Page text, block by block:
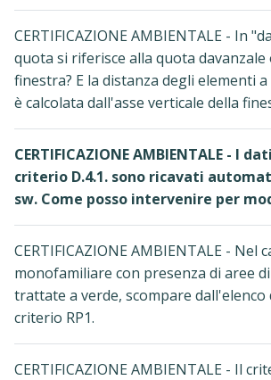
CERTIFICAZIONE AMBIENTALE - In
quota si riferisce alla quota davanzale
finestra? E la distanza degli elementi
è calcolata dall'asse verticale della
CERTIFICAZIONE AMBIENTALE - I
criterio D.4.1. sono ricavati
sw. Come posso intervenire per
CERTIFICAZIONE AMBIENTALE - Nel
monofamiliare con presenza di aree
trattate a verde, scompare dall'elenco
criterio RP1.
CERTIFICAZIONE AMBIENTALE - Il